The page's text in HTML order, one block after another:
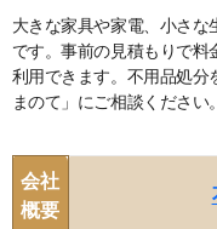
大きな家具や家電、小さ
です。事前の見積もりで
利用できます。不用品処分
まのて」にご相談ください。
会社
概要